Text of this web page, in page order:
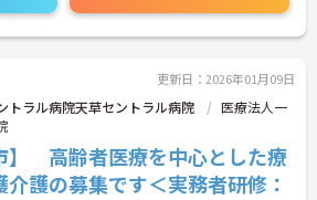
更新日：2026年01月09日
ラル病院天草セントラル病院
医療法人一
】 高齢者医療を中心とした療
護の募集です＜実務者研修：